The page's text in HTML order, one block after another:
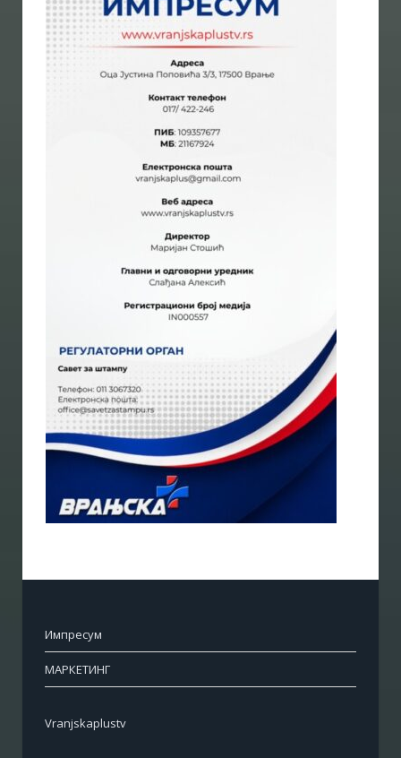
Импресум
МАРКЕТИНГ
Vranjskaplustv